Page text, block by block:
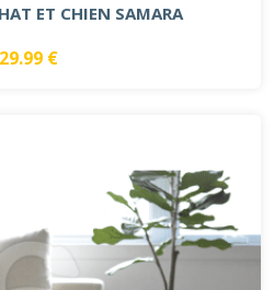
ET CHIEN SAMARA
29.99 €